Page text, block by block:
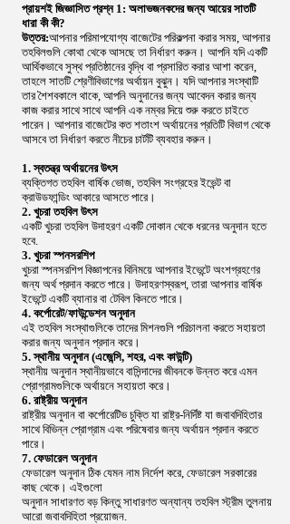
প্রায়শই জিজ্ঞাসিত প্রশ্ন 1: অলাভজনকদের জন্য আয়ের সাতটি
ধারা কী কী?
উত্তর:আপনার পরিমাপযোগ্য বাজেটের পরিকল্পনা করার সময়, আপনার
তহবিলগুলি কোথা থেকে আসছে তা নির্ধারণ করুন। আপনি যদি একটি
আর্থিকভাবে সুস্থ প্রতিষ্ঠানের বৃদ্ধি বা প্রসারিত করার আশা করেন,
তাহলে সাতটি শ্রেণীবিভাগের অর্থায়ন বুঝুন। যদি আপনার সংস্থাটি
তার শৈশবকালে থাকে, আপনি অনুদানের জন্য আবেদন করার জন্য
কাজ করার সাথে সাথে আপনি এক নম্বর দিয়ে শুরু করতে চাইতে
পারেন। আপনার বাজেটের কত শতাংশ অর্থায়নের প্রতিটি বিভাগ থেকে
আসবে তা নির্ধারণ করতে নীচের চার্টটি ব্যবহার করুন।
1. স্বতন্ত্র অর্থায়নের উৎস
ব্যক্তিগত তহবিল বার্ষিক ভোজ, তহবিল সংগ্রহের ইভেন্ট বা
ক্রাউডফান্ডিং আকারে আসতে পারে।
2. খুচরা তহবিল উৎস
একটি খুচরা তহবিল উদাহরণ একটি দোকান থেকে ধরনের অনুদান হতে
হবে.
3. খুচরা স্পনসরশিপ
খুচরা স্পনসরশিপ বিজ্ঞাপনের বিনিময়ে আপনার ইভেন্টে অংশগ্রহণের
জন্য অর্থ প্রদান করতে পারে। উদাহরণস্বরূপ, তারা আপনার বার্ষিক
ইভেন্টে একটি ব্যানার বা টেবিল কিনতে পারে।
4. কর্পোরেট/ফাউন্ডেশন অনুদান
এই তহবিল সংস্থাগুলিকে তাদের মিশনগুলি পরিচালনা করতে সহায়তা
করার জন্য অনুদান প্রদান করে।
5. স্থানীয় অনুদান (এজেন্সি, শহর, এবং কাউন্টি)
স্থানীয় অনুদান স্থানীয়ভাবে বাসিন্দাদের জীবনকে উন্নত করে এমন
প্রোগ্রামগুলিকে অর্থায়নে সহায়তা করে।
6. রাষ্ট্রীয় অনুদান
রাষ্ট্রীয় অনুদান বা কর্পোরেটিভ চুক্তি যা রাষ্ট্র-নির্দিষ্ট যা জবাবদিহিতার
সাথে বিভিন্ন প্রোগ্রাম এবং পরিষেবার জন্য অর্থায়ন প্রদান করতে
পারে।
7. ফেডারেল অনুদান
ফেডারেল অনুদান ঠিক যেমন নাম নির্দেশ করে, ফেডারেল সরকারের
কাছ থেকে। এইগুলো
অনুদান সাধারণত বড় কিন্তু সাধারণত অন্যান্য তহবিল স্ট্রীম তুলনায়
আরো জবাবদিহিতা প্রয়োজন.